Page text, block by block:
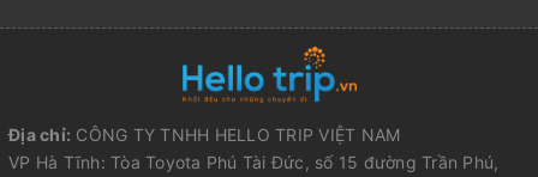
Địa chỉ: CÔNG TY TNHH HELLO TRIP VIỆT NAM
VP Hà Tĩnh: Tòa Toyota Phú Tài Đức, số 15 đường Trần Phú,